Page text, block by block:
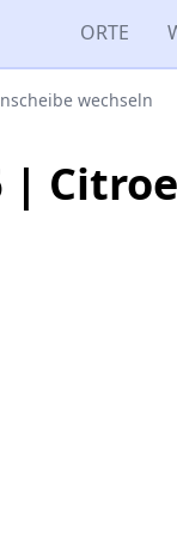
ORTE
wechseln
|